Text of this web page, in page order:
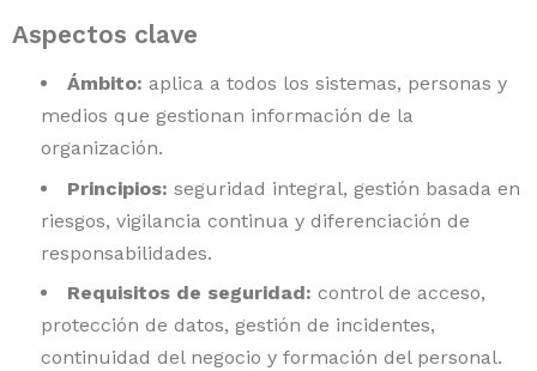
Aspectos clave
Ámbito: aplica a todos los sistemas, personas y
medios que gestionan información de la
organización.
Principios: seguridad integral, gestión basada en
riesgos, vigilancia continua y diferenciación de
responsabilidades.
Requisitos de seguridad: control de acceso,
protección de datos, gestión de incidentes,
continuidad del negocio y formación del personal.